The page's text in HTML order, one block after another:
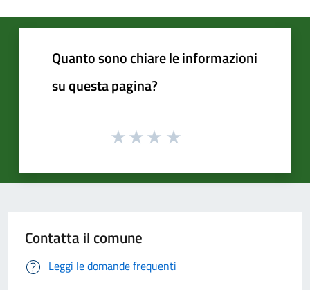
Quanto sono chiare le informazioni
su questa pagina?
Contatta il comune
Leggi le domande frequenti